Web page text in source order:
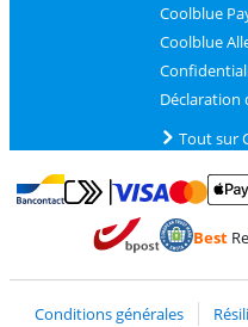
Coolblue
Coolblue
Déclaration
Tout sur
Payer avec Bancontact
Payer avec MasterCard et
Best
Conditions générales